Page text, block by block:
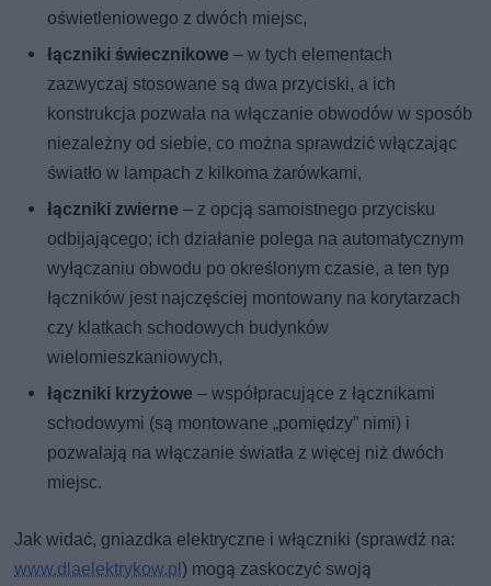
oświetleniowego z dwóch miejsc,
łączniki świecznikowe – w tych elementach
zazwyczaj stosowane są dwa przyciski, a ich
konstrukcja pozwala na włączanie obwodów w sposób
niezależny od siebie, co można sprawdzić włączając
światło w lampach z kilkoma żarówkami,
łączniki zwierne – z opcją samoistnego przycisku
odbijającego; ich działanie polega na automatycznym
wyłączaniu obwodu po określonym czasie, a ten typ
łączników jest najczęściej montowany na korytarzach
czy klatkach schodowych budynków
wielomieszkaniowych,
łączniki krzyżowe – współpracujące z łącznikami
schodowymi (są montowane „pomiędzy” nimi) i
pozwalają na włączanie światła z więcej niż dwóch
miejsc.
Jak widać, gniazdka elektryczne i włączniki (sprawdź na:
www.dlaelektrykow.pl) mogą zaskoczyć swoją